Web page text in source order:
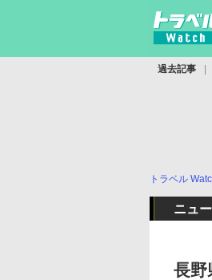
過去記事
トラベル
ニュ
長野